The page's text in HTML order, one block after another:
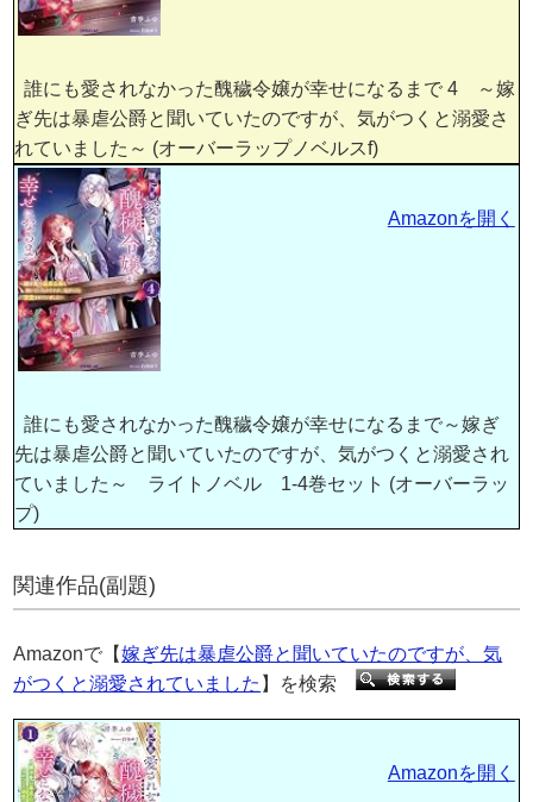
誰にも愛されなかった醜穢令嬢が幸せになるまで 4 ～嫁
ぎ先は暴虐公爵と聞いていたのですが、気がつくと溺愛さ
れていました～ (オーバーラップノベルスf)
誰にも愛されなかった醜穢令嬢が幸せになるまで～嫁ぎ
先は暴虐公爵と聞いていたのですが、気がつくと溺愛され
ていました～ ライトノベル 1-4巻セット (オーバーラッ
プ)
Amazonを開く
関連作品(副題)
Amazonで【嫁ぎ先は暴虐公爵と聞いていたのですが、気
がつくと溺愛されていました 】を検索
Amazonを開く